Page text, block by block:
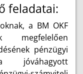
feladatai:
a BM OKF
megfelelően
pénzügyi
jóváhagyott